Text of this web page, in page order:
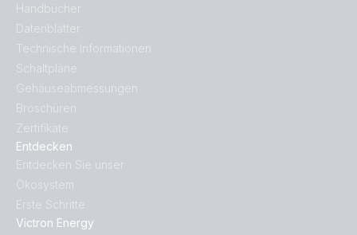
Entdecken
Entdecken Sie unser
Ökosystem
Erste Schritte
Victron Energy
Handbücher
Datenblätter
Technische Informationen
Schaltpläne
Gehäuseabmessungen
Broschüren
Zertifikate